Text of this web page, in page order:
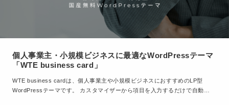
個人事業主・小規模ビジネスに最適なWordPressテーマ
「WTE business card」
WTE business cardは、個人事業主や小規模ビジネスにおすすめのLP型
WordPressテーマです。 カスタマイザーから項目を入力するだけで自動…